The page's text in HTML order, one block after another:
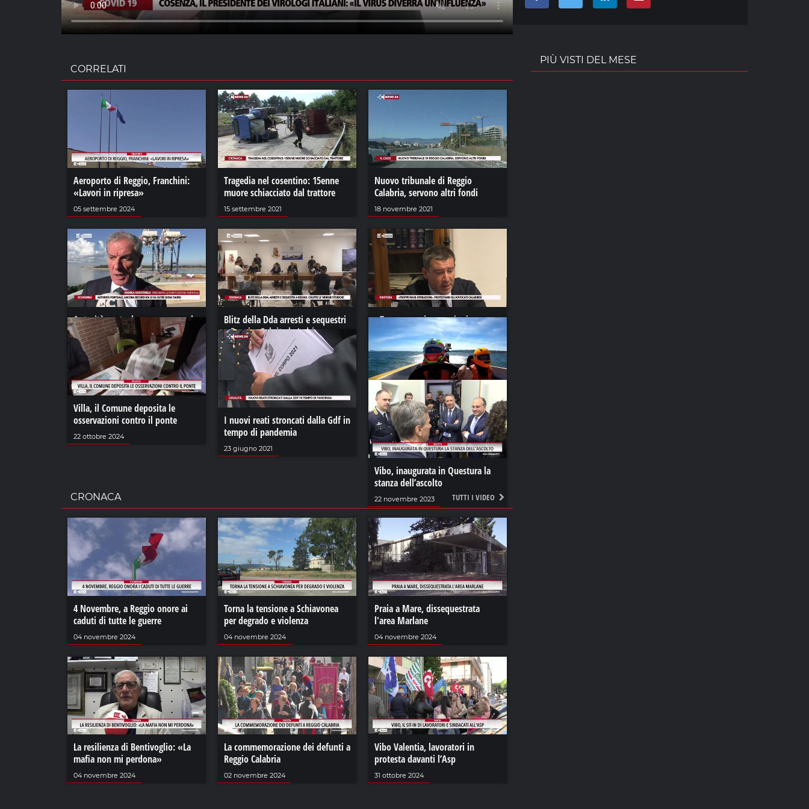
CORRELATI
Aeroporto di Reggio, Franchini:
«Lavori in ripresa»
05 settembre 2024
Tragedia nel cosentino: 15enne
muore schiacciato dal trattore
15 settembre 2021
Nuovo tribunale di Reggio
Calabria, servono altri fondi
18 novembre 2021
Autorità portuale, ancora record
ma si va oltre Gioia Tauro
19 dicembre 2022
Blitz della Dda arresti e sequestri
a Reggio. Colpite le ‘ndrine
storiche
11 ottobre 2023
«Troppe maxi-operazioni»,
protestano gli avvocati calabresi
20 luglio 2023
Villa, il Comune deposita le
osservazioni contro il ponte
22 ottobre 2024
Claudio Gullo in volo sull’acqua
09 maggio 2024
I nuovi reati stroncati dalla Gdf in
tempo di pandemia
23 giugno 2021
Vibo, inaugurata in Questura la
stanza dell’ascolto
22 novembre 2023 TUTTI I VIDEO
CRONACA
4 Novembre, a Reggio onore ai
caduti di tutte le guerre
04 novembre 2024
Torna la tensione a Schiavonea
per degrado e violenza
04 novembre 2024
Praia a Mare, dissequestrata
l'area Marlane
04 novembre 2024
La resilienza di Bentivoglio: «La
mafia non mi perdona»
04 novembre 2024
La commemorazione dei defunti a
Reggio Calabria
02 novembre 2024
Vibo Valentia, lavoratori in
protesta davanti l’Asp
31 ottobre 2024
PIÙ VISTI DEL MESE